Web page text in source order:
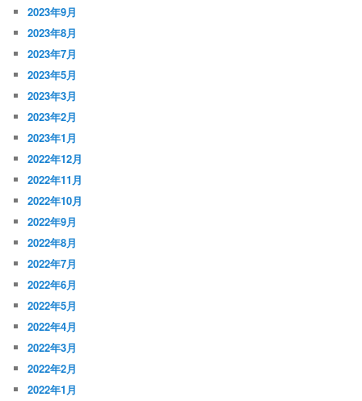
2023年9月
2023年8月
2023年7月
2023年5月
2023年3月
2023年2月
2023年1月
2022年12月
2022年11月
2022年10月
2022年9月
2022年8月
2022年7月
2022年6月
2022年5月
2022年4月
2022年3月
2022年2月
2022年1月